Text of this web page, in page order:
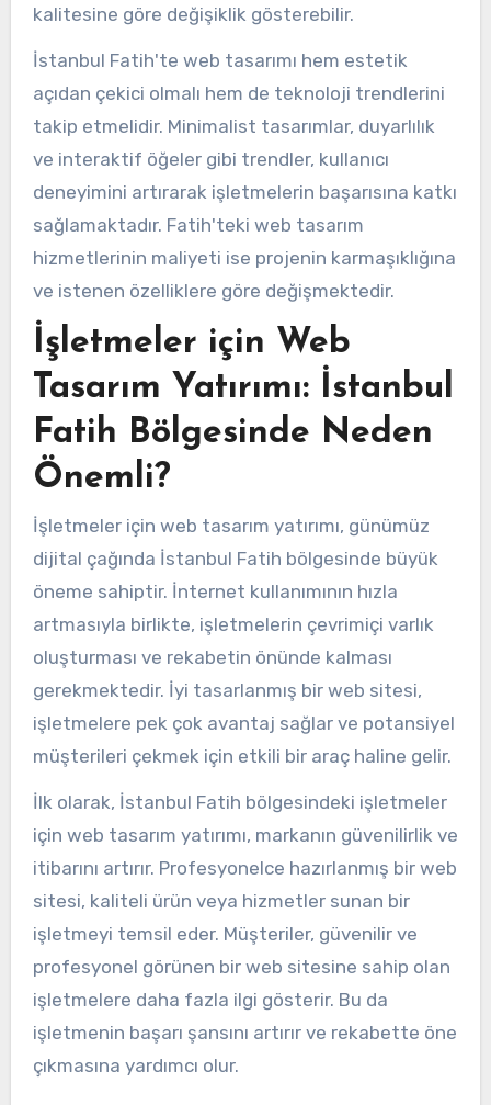
kalitesine göre değişiklik gösterebilir.
İstanbul Fatih'te web tasarımı hem estetik
açıdan çekici olmalı hem de teknoloji trendlerini
takip etmelidir. Minimalist tasarımlar, duyarlılık
ve interaktif öğeler gibi trendler, kullanıcı
deneyimini artırarak işletmelerin başarısına katkı
sağlamaktadır. Fatih'teki web tasarım
hizmetlerinin maliyeti ise projenin karmaşıklığına
ve istenen özelliklere göre değişmektedir.
İşletmeler için Web
Tasarım Yatırımı: İstanbul
Fatih Bölgesinde Neden
Önemli?
İşletmeler için web tasarım yatırımı, günümüz
dijital çağında İstanbul Fatih bölgesinde büyük
öneme sahiptir. İnternet kullanımının hızla
artmasıyla birlikte, işletmelerin çevrimiçi varlık
oluşturması ve rekabetin önünde kalması
gerekmektedir. İyi tasarlanmış bir web sitesi,
işletmelere pek çok avantaj sağlar ve potansiyel
müşterileri çekmek için etkili bir araç haline gelir.
İlk olarak, İstanbul Fatih bölgesindeki işletmeler
için web tasarım yatırımı, markanın güvenilirlik ve
itibarını artırır. Profesyonelce hazırlanmış bir web
sitesi, kaliteli ürün veya hizmetler sunan bir
işletmeyi temsil eder. Müşteriler, güvenilir ve
profesyonel görünen bir web sitesine sahip olan
işletmelere daha fazla ilgi gösterir. Bu da
işletmenin başarı şansını artırır ve rekabette öne
çıkmasına yardımcı olur.